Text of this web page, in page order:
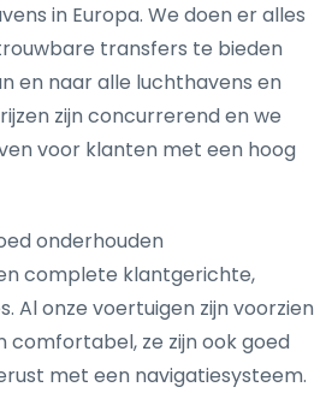
in Europa. We doen er alles
transfers te bieden
en naar alle luchthavens en
zijn concurrerend en we
voor klanten met een hoog
onderhouden
complete klantgerichte,
Al onze voertuigen zijn voorzien
comfortabel, ze zijn ook goed
met een navigatiesysteem.